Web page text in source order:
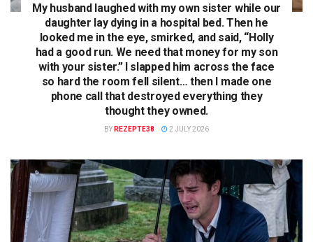
My husband laughed with my own sister while our
daughter lay dying in a hospital bed. Then he
looked me in the eye, smirked, and said, “Holly
had a good run. We need that money for my son
with your sister.” I slapped him across the face
so hard the room fell silent… then I made one
phone call that destroyed everything they
thought they owned.
BY REZEPTE38 2 JULY 2026